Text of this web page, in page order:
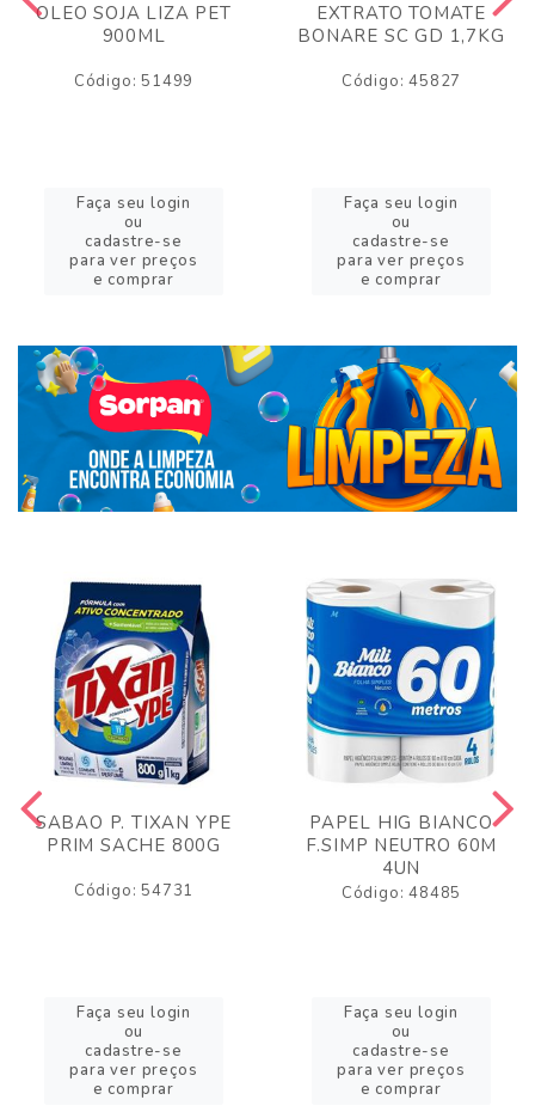
OLEO SOJA LIZA PET
900ML
Código: 51499
Faça seu login
ou
cadastre-se
para ver preços
e comprar
EXTRATO TOMATE
BONARE SC GD 1,7KG
Código: 45827
Faça seu login
ou
cadastre-se
para ver preços
e comprar
SABAO P. TIXAN YPE
PRIM SACHE 800G
Código: 54731
Faça seu login
ou
cadastre-se
para ver preços
e comprar
PAPEL HIG BIANCO
F.SIMP NEUTRO 60M
4UN
Código: 48485
Faça seu login
ou
cadastre-se
para ver preços
e comprar